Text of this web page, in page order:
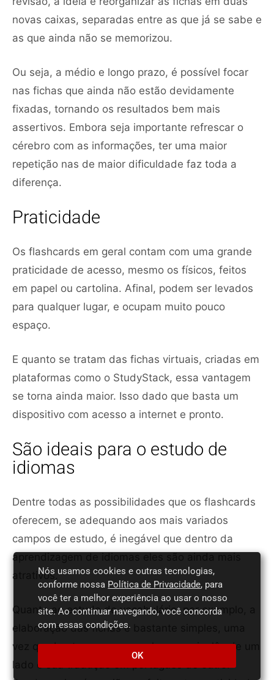
novas caixas, separadas entre as que já se sabe e
as que ainda não se memorizou.
Ou seja, a médio e longo prazo, é possível focar
nas fichas que ainda não estão devidamente
fixadas, tornando os resultados bem mais
assertivos. Embora seja importante refrescar o
cérebro com as informações, ter uma maior
repetição nas de maior dificuldade faz toda a
diferença.
Praticidade
Os flashcards em geral contam com uma grande
praticidade de acesso, mesmo os físicos, feitos
em papel ou cartolina. Afinal, podem ser levados
para qualquer lugar, e ocupam muito pouco
espaço.
E quanto se tratam das fichas virtuais, criadas em
plataformas como o StudyStack, essa vantagem
se torna ainda maior. Isso dado que basta um
dispositivo com acesso a internet e pronto.
São ideais para o estudo de
idiomas
Dentre todas as possibilidades que os flashcards
oferecem, se adequando aos mais variados
campos de estudo, é inegável que dentro da
aprendizagem de idiomas eles são ainda mais
atrativos.
Quanto ao estudo de vocabulário, por exemplo, a
elaboração das fichas é bastante simples, uma
vez que basta escrever a palavra em inglês de um
lado e sua tradução em português de outro.
Nós usamos cookies e outras tecnologias,
conforme nossa Política de Privacidade, para
você ter a melhor experiência ao usar o nosso
site. Ao continuar navegando, você concorda
com essas condições.
OK